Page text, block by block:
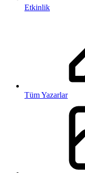
Etkinlik
Tüm Yazarlar